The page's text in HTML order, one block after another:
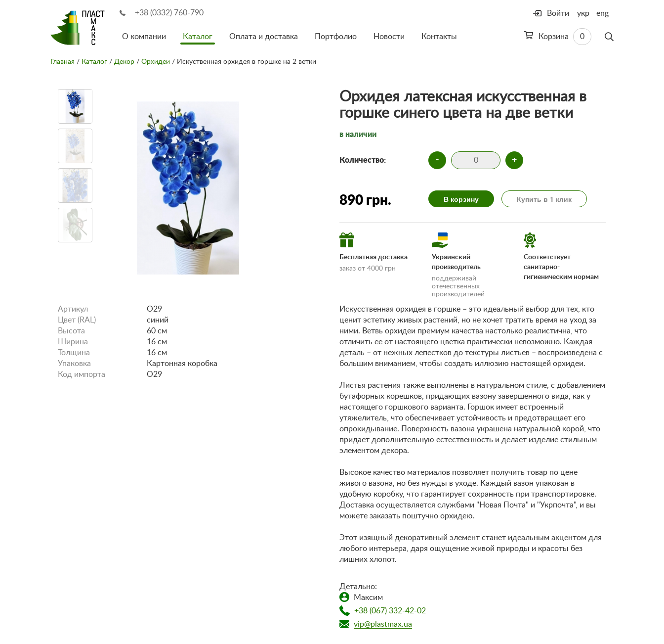
+38 (0332) 760-790 Войти
Корзина 0
О компании Каталог Оплата и доставка Портфолио Новости Контакты
укр eng
Главная / Каталог / Декор / Орхидеи / Искуственная орхидея в горшке на 2 ветки
Орхидея латексная искусственная в
горшке синего цвета на две ветки
в наличии
Количество: - +
890 грн. В корзину Купить в 1 клик
Бесплатная доставка
заказ от 4000 грн
Украинский
производитель
поддерживай
отечественных
производителей
Соответствует
санитарно-
гигиеническим нормам
Артикул
O29
Цвет (RAL)
синий
Высота
60 см
Ширина
16 см
Толщина
16 см
Упаковка
Картонная коробка
Код импорта
O29
Искусственная орхидея в горшке – это идеальный выбор для тех, кто
ценит эстетику живых растений, но не хочет тратить время на уход за
ними. Ветвь орхидеи премиум качества настолько реалистична, что
отличить ее от настоящего цветка практически невозможно. Каждая
деталь – от нежных лепестков до текстуры листьев – воспроизведена с
большим вниманием, чтобы создать иллюзию настоящей орхидеи.
Листья растения также выполнены в натуральном стиле, с добавлением
бутафорных корешков, придающих вазону завершенного вида, как у
настоящего горшкового варианта. Горшок имеет встроенный
утяжелитель, что обеспечивает устойчивость и предотвращает его
опрокидывание. Поверхность вазона украшена натуральной корой, что
придает дополнительную естественность и делает изделие стильным
элементом декора.
Высокое качество материалов позволяет получить товар по цене
живого вазона, но без нужды в уходе. Каждый вазон упакован в
удобную коробку, что гарантирует сохранность при транспортировке.
Доставка осуществляется службами "Новая Почта" и "Укрпочта", и вы
можете заказать поштучно орхидею.
Этот изящный декоративный элемент станет идеальным акцентом для
любого интерьера, даря ощущение живой природы и красоты без
лишних хлопот.
Детально:
Максим
+38 (067) 332-42-02
vip@plastmax.ua